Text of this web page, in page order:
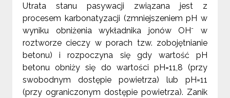
Utrata stanu pasywacji związana jest z
procesem karbonatyzacji (zmniejszeniem pH w
wyniku obniżenia wykładnika jonów OH-
w
roztworze cieczy w porach tzw. zobojętnianie
betonu) i rozpoczyna się gdy wartość pH
betonu obniży się do wartości pH=11,8 (przy
swobodnym dostępie powietrza) lub pH=11
(przy ograniczonym dostępie powietrza). Zanik